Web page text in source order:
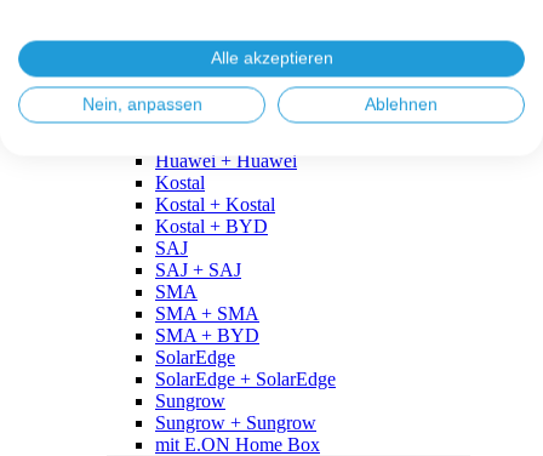
Fronius + BYD
GoodWe
GoodWe + GoodWe
GoodWe + BYD
Huawei + Huawei
Kostal
Kostal + Kostal
Kostal + BYD
SAJ
SAJ + SAJ
SMA
SMA + SMA
SMA + BYD
SolarEdge
SolarEdge + SolarEdge
Sungrow
Sungrow + Sungrow
mit E.ON Home Box
Alle akzeptieren
Nein, anpassen Ablehnen